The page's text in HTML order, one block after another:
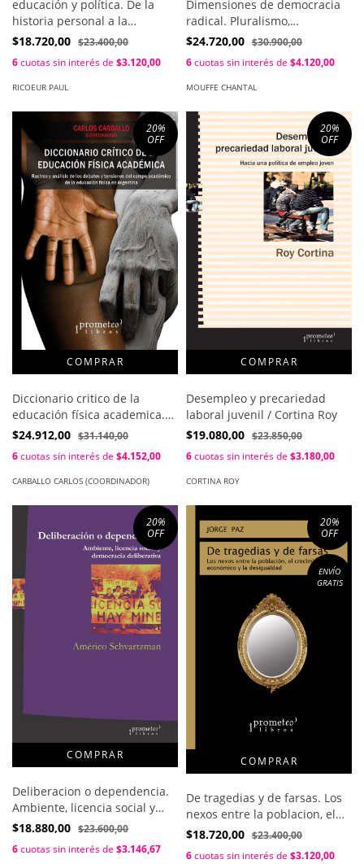
educación y política. De la
historia personal a la
comunion de libertades /
$18.720,00 $23.400,00
6cuotas sin interés de $3.120,00
RICOEUR PAUL
Dimensiones de democracia
radical. Pluralismo,
ciudadanía, comunidad /
$24.720,00 $30.900,00
6cuotas sin interés de $4.120,00
MOUFFE CHANTAL
20%
OFF
Diccionario critico de la
educación física academica.
Rastreo y análisis de los
(coordinador)
$24.912,00 $31.140,00
6cuotas sin interés de $4.152,00
CARBALLO CARLOS (COORDINADOR)
20%
OFF
Desempleo y precariedad
laboral juvenil / Cortina Roy
$19.080,00 $23.850,00
6cuotas sin interés de $3.180,00
CORTINA ROY
20%
OFF
Deliberacion o dependencia.
Ambiente, licencia social y
democracia / Schvartzman
$18.880,00 $23.600,00
6cuotas sin interés de $3.146,67
20%
OFF
ENVÍO
GRATIS
De tragedias y de farsas. Los
nexos entre la poblacion, el
crecimiento económico y la
$18.720,00 $23.400,00
6cuotas sin interés de $3.120,00